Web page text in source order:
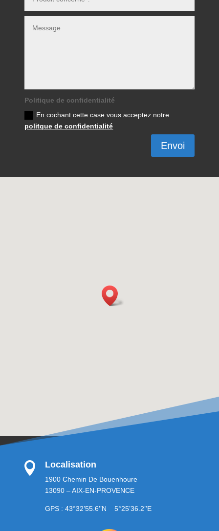
Politique de confidentialité
En cochant cette case vous acceptez notre
politque de confidentialité
Envoi
 Localisation
1900 Chemin De Bouenhoure
13090 – AIX-EN-PROVENCE
GPS : 43°32’55.6’’N 5°25’36.2’’E